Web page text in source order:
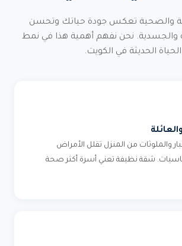
والصحية تعكس جودة حياتك وتحسن
نحن نفهم أهمية هذا في نمط
الحياة الحديثة في الكويت.
والملوثات من المنزل تقلل الأمراض
شقة نظيفة تعني أسرة أكثر صحة